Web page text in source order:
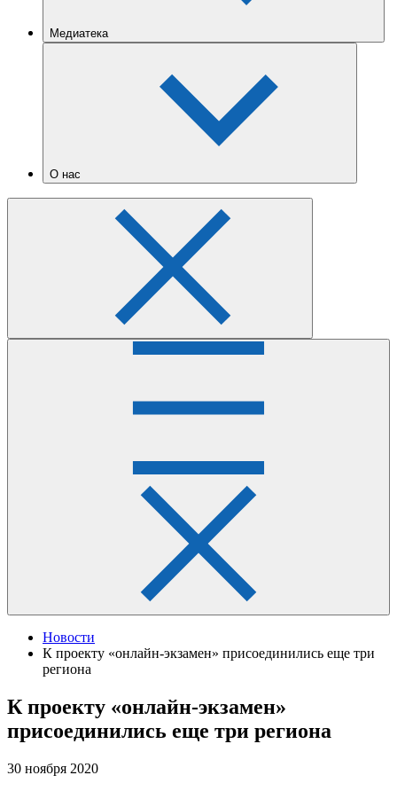
Медиатека
О нас
Новости
К проекту «онлайн-экзамен» присоединились еще три
региона
К проекту «онлайн-экзамен»
присоединились еще три региона
30 ноября 2020